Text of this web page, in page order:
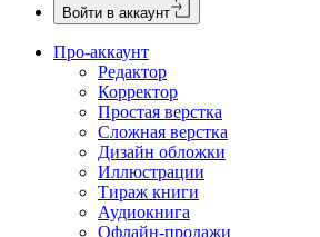
Войти в аккаунт
Про-аккаунт
Редактор
Корректор
Простая верстка
Сложная верстка
Дизайн обложки
Иллюстрации
Тираж книги
Аудиокнига
Офлайн-продажи